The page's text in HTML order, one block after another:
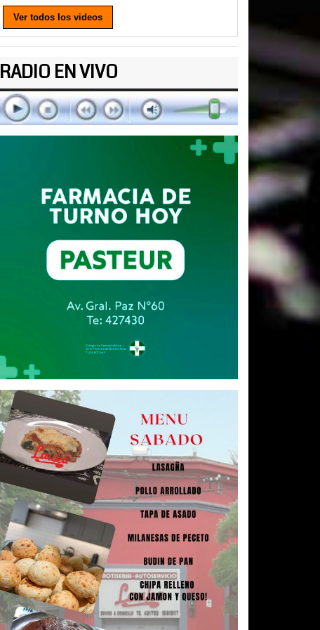
Ver todos los videos
RADIO EN VIVO